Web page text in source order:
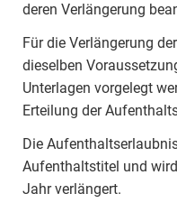
deren Verlängerung
Für die Verlängerung
dieselben
Unterlagen vorgelegt
Erteilung der
Die
Aufenthaltstitel und
Jahr verlängert.